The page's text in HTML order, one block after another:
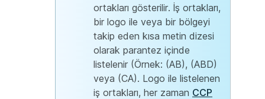
ortakları gösterilir. İş ortakları,
bir logo ile veya bir bölgeyi
takip eden kısa metin dizesi
olarak parantez içinde
listelenir (Örnek: (AB), (ABD)
veya (CA). Logo ile listelenen
iş ortakları, her zaman CCP